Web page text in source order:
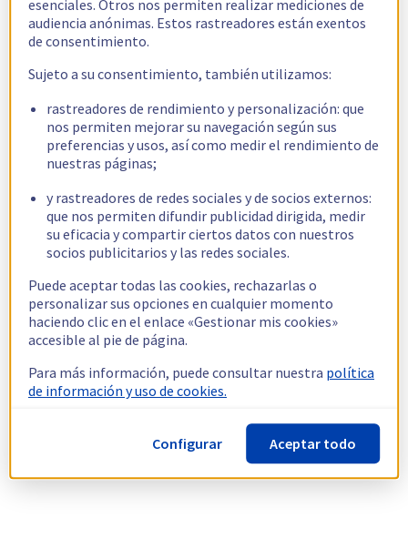
esenciales. Otros nos permiten realizar mediciones de
audiencia anónimas. Estos rastreadores están exentos
de consentimiento.
Sujeto a su consentimiento, también utilizamos:
rastreadores de rendimiento y personalización: que
nos permiten mejorar su navegación según sus
preferencias y usos, así como medir el rendimiento de
nuestras páginas;
y rastreadores de redes sociales y de socios externos:
que nos permiten difundir publicidad dirigida, medir
su eficacia y compartir ciertos datos con nuestros
socios publicitarios y las redes sociales.
Puede aceptar todas las cookies, rechazarlas o
personalizar sus opciones en cualquier momento
haciendo clic en el enlace «Gestionar mis cookies»
accesible al pie de página.
Para más información, puede consultar nuestra política
de información y uso de cookies.
Configurar Aceptar todo